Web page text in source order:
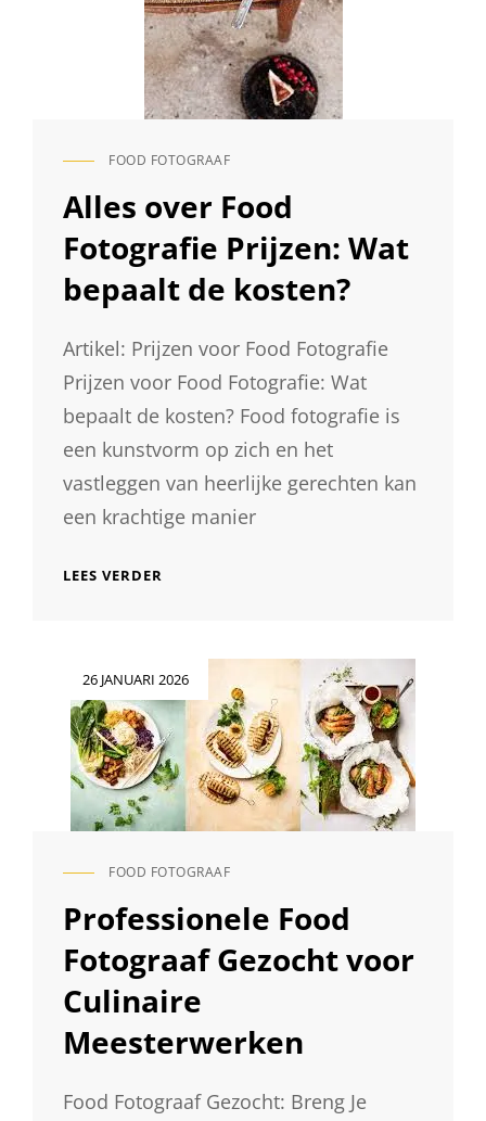
CAT
FOOD FOTOGRAAF
Alles over Food
Fotografie Prijzen: Wat
bepaalt de kosten?
Artikel: Prijzen voor Food Fotografie
Prijzen voor Food Fotografie: Wat
bepaalt de kosten? Food fotografie is
een kunstvorm op zich en het
vastleggen van heerlijke gerechten kan
een krachtige manier
LEES VERDER
PRIJZEN:
WAT
BEPAALT
DE
KOSTEN?
26 JANUARI 2026
CAT
FOOD FOTOGRAAF
Professionele Food
Fotograaf Gezocht voor
Culinaire
Meesterwerken
Food Fotograaf Gezocht: Breng Je